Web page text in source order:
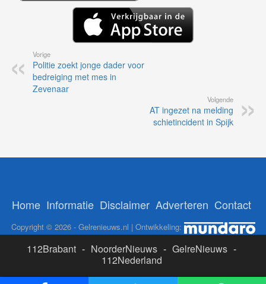
Vorige
Politie zoekt jonge dader voor
bedreiging met mes in
Zevenaar
Volgende
AT ingezet na melding
schietincident in Spijk
Home Informatie Disclaimer Adverteren Contact
Copyright © 2026 - Gelrenieuws.nl | Ontwikkeling:
112Brabant - NoorderNieuws - GelreNieuws -
112Nederland